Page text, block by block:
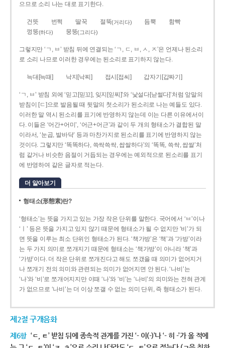
으므로 소리 나는 대로 표기한다.
건뜻 번쩍 딸꾹 절뚝(거리다) 듬뿍
함빡
껑뚱(하다) 뭉뚱(그리다)
그렇지만 ‘ㄱ, ㅂ’ 받침 뒤에 연결되는 ‘ㄱ, ㄷ, ㅂ, ㅅ, ㅈ’은 언제나 된소리
로 소리 나므로 이러한 경우에는 된소리로 표기하지 않는다.
늑대[늑때] 낙지[낙찌] 접시[접씨] 갑자기[갑짜기]
‘ㄱ, ㅂ’ 받침 외에 ‘믿고[믿꼬], 잊지[읻찌]’와 ‘낯설다[낟썰다]’처럼 앞말의
받침이 [ㄷ]으로 발음될 때 뒷말의 첫소리가 된소리로 나는 예들도 있다.
이러한 말 역시 된소리를 표기에 반영하지 않는데 이는 다른 이유에서이
다. 이들은 ‘어간+어미’, ‘어근+어근’과 같이 두 개의 형태소가 결합된 말
이라서, ‘눈곱, 발바닥’ 등과 마찬가지로 된소리를 표기에 반영하지 않는
것이다. 그렇지만 ‘똑똑하다, 쓱싹쓱싹, 쌉쌀하다’의 ‘똑똑, 쓱싹, 쌉쌀’처
럼 같거나 비슷한 음절이 거듭되는 경우에는 예외적으로 된소리를 표기
에 반영하여 같은 글자로 적는다.
더 알아보기
형태소(形態素)란?
‘형태소’는 뜻을 가지고 있는 가장 작은 단위를 말한다. 국어에서 ‘ㅂ’이나
‘ㅣ’ 등은 뜻을 가지고 있지 않기 때문에 형태소가 될 수 없지만 ‘비’가 되
면 뜻을 이루는 최소 단위인 형태소가 된다. ‘책가방’은 ‘책’과 ‘가방’이라
는 두 가지 의미로 쪼개지기 때문에 형태소는 ‘책가방’이 아니라 ‘책’과
‘가방’이다. 더 작은 단위로 쪼개진다고 해도 쪼갰을 때 의미가 없어지거
나 쪼개기 전의 의미와 관련되는 의미가 없어지면 안 된다. ‘나비’는
‘나’와 ‘비’로 쪼개어지지만 이때 ‘나’와 ‘비’는 ‘나비’의 의미와는 전혀 관계
가 없으므로 ‘나비’는 더 이상 쪼갤 수 없는 의미 단위, 즉 형태소가 된다.
제2절 구개음화
제6항 ‘ㄷ, ㅌ’ 받침 뒤에 종속적 관계를 가진 ‘- 이(-)’나 ‘- 히 -’가 올 적에